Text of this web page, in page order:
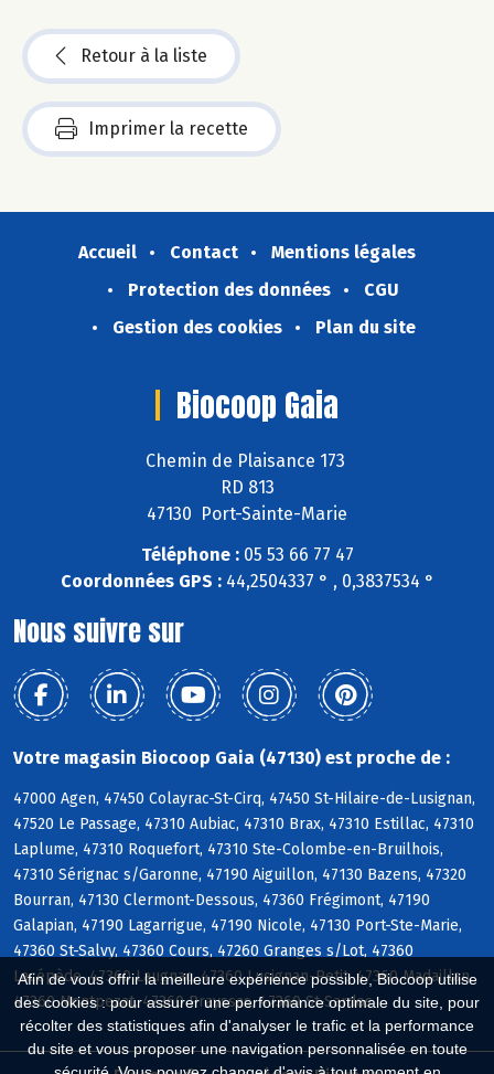
Afin de vous offrir la meilleure expérience possible, Biocoop utilise
des cookies : pour assurer une performance optimale du site, pour
récolter des statistiques afin d'analyser le trafic et la performance
du site et vous proposer une navigation personnalisée en toute
Retour à la liste
Imprimer la recette
Accueil Contact
Mentions légales
Protection des données
CGU
Gestion des cookies
Plan du site
Biocoop Gaia
Chemin de Plaisance 173
RD 813
47130 Port-Sainte-Marie
Téléphone :05 53 66 77 47
Coordonnées GPS :44,2504337 ° , 0,3837534 °
Nous suivre sur
Votre magasin Biocoop Gaia (47130) est proche de :
47000 Agen, 47450 Colayrac-St-Cirq, 47450 St-Hilaire-de-Lusignan,
47520 Le Passage, 47310 Aubiac, 47310 Brax, 47310 Estillac, 47310
Laplume, 47310 Roquefort, 47310 Ste-Colombe-en-Bruilhois,
47310 Sérignac s/Garonne, 47190 Aiguillon, 47130 Bazens, 47320
Bourran, 47130 Clermont-Dessous, 47360 Frégimont, 47190
Galapian, 47190 Lagarrigue, 47190 Nicole, 47130 Port-Ste-Marie,
47360 St-Salvy, 47360 Cours, 47260 Granges s/Lot, 47360
Lacépède, 47360 Laugnac, 47360 Lusignan-Petit, 47360 Madaillan,
47360 Montpezat, 47360 Prayssas, 47360 St-Sardos